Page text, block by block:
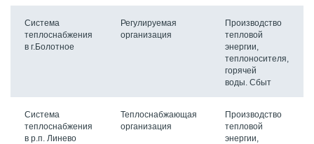
Система
теплоснабжения
в г.Болотное
Регулируемая
организация
Производство
тепловой
энергии,
теплоносителя,
горячей
воды. Сбыт
Система
теплоснабжения
в р.п. Линево
Теплоснабжающая
организация
Производство
тепловой
энергии,